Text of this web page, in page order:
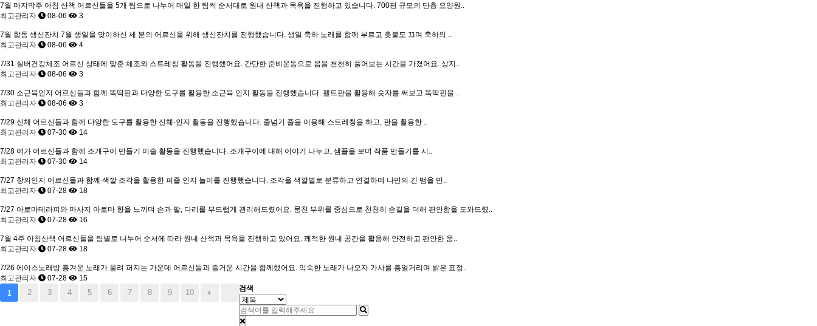
7월 마지막주 아침 산책 어르신들을 5개 팀으로 나누어 매일 한 팀씩 순서대로 원내 산책과 목욕을 진행하고 있습니다. 700평 규모의 단층 요양원..
최고관리자
08-06 3
7월 합동 생신잔치 7월 생일을 맞이하신 세 분의 어르신을 위해 생신잔치를 진행했습니다. 생일 축하 노래를 함께 부르고 촛불도 끄며 축하의 ..
최고관리자
08-06 4
7/31 실버건강체조 어르신 상태에 맞춘 체조와 스트레칭 활동을 진행했어요. 간단한 준비운동으로 몸을 천천히 풀어보는 시간을 가졌어요. 상지..
최고관리자
08-06 3
7/30 소근육인지 어르신들과 함께 똑딱핀과 다양한 도구를 활용한 소근육 인지 활동을 진행했습니다. 펠트판을 활용해 숫자를 써보고 똑딱핀을 ..
최고관리자
08-06 3
7/29 신체 어르신들과 함께 다양한 도구를 활용한 신체·인지 활동을 진행했습니다. 줄넘기 줄을 이용해 스트레칭을 하고, 판을 활용한 ..
최고관리자
07-30 14
7/28 여가 어르신들과 함께 조개구이 만들기 미술 활동을 진행했습니다. 조개구이에 대해 이야기 나누고, 샘플을 보며 작품 만들기를 시..
최고관리자
07-30 14
7/27 창의인지 어르신들과 함께 색깔 조각을 활용한 퍼즐 인지 놀이를 진행했습니다. 조각을 색깔별로 분류하고 연결하며 나만의 긴 뱀을 만..
최고관리자
07-28 18
7/27 아로마테라피와 마사지 아로마 향을 느끼며 손과 팔, 다리를 부드럽게 관리해드렸어요. 뭉친 부위를 중심으로 천천히 손길을 더해 편안함을 도와드렸..
최고관리자
07-28 16
7월 4주 아침산책 어르신들을 팀별로 나누어 순서에 따라 원내 산책과 목욕을 진행하고 있어요. 쾌적한 원내 공간을 활용해 안전하고 편안한 움..
최고관리자
07-28 18
7/26 에이스노래방 흥겨운 노래가 울려 퍼지는 가운데 어르신들과 즐거운 시간을 함께했어요. 익숙한 노래가 나오자 가사를 흥얼거리며 밝은 표정..
최고관리자
07-28
15
1
2 3 4 5 6 7 8 9 10 검색